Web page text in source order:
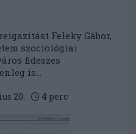
Feleky Gábor,
szociológiai
fideszes
is...
20. 4 perc